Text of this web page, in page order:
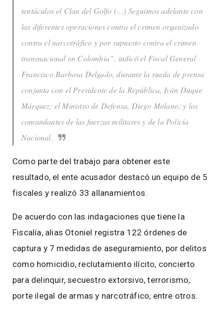
tentáculos el Clan del Golfo (…) Seguimos adelante con
las diferentes operaciones contra el crimen organizado
contra el narcotráfico y por supuesto contra el crimen
transnacional en Colombia”, indicó el Fiscal General
Francisco Barbosa Delgado, durante la rueda de prensa
conjunta con el Presidente de la República, Iván Duque
Márquez; el Ministro de Defensa, Diego Molano; y los
comandantes de las fuerzas militares y de la Policía
Nacional.
Como parte del trabajo para obtener este
resultado, el ente acusador destacó un equipo de 5
fiscales y realizó 33 allanamientos.
De acuerdo con las indagaciones que tiene la
Fiscalía, alias Otoniel registra 122 órdenes de
captura y 7 medidas de aseguramiento, por delitos
como homicidio, reclutamiento ilícito, concierto
para delinquir, secuestro extorsivo, terrorismo,
porte ilegal de armas y narcotráfico, entre otros.